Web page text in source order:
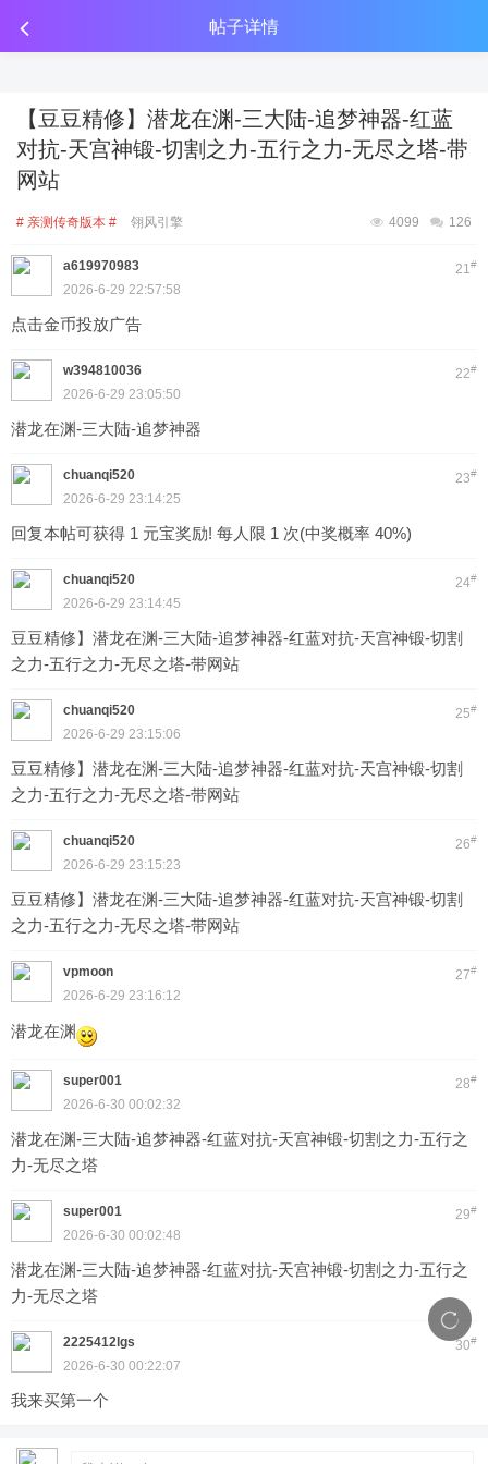
传奇工具分享 点击金币投放广告 点击金币投放广告
帖子详情
【豆豆精修】潜龙在渊-三大陆-追梦神器-红蓝
对抗-天宫神锻-切割之力-五行之力-无尽之塔-带
网站
# 亲测传奇版本 # 翎风引擎 126
4099
21#
a619970983
2026-6-29 22:57:58
点击金币投放广告
22#
w394810036
2026-6-29 23:05:50
潜龙在渊-三大陆-追梦神器
23#
chuanqi520
2026-6-29 23:14:25
回复本帖可获得 1 元宝奖励! 每人限 1 次(中奖概率 40%)
24#
chuanqi520
2026-6-29 23:14:45
豆豆精修】潜龙在渊-三大陆-追梦神器-红蓝对抗-天宫神锻-切割
之力-五行之力-无尽之塔-带网站
25#
chuanqi520
2026-6-29 23:15:06
豆豆精修】潜龙在渊-三大陆-追梦神器-红蓝对抗-天宫神锻-切割
之力-五行之力-无尽之塔-带网站
26#
chuanqi520
2026-6-29 23:15:23
豆豆精修】潜龙在渊-三大陆-追梦神器-红蓝对抗-天宫神锻-切割
之力-五行之力-无尽之塔-带网站
27#
vpmoon
2026-6-29 23:16:12
潜龙在渊
28#
super001
2026-6-30 00:02:32
潜龙在渊-三大陆-追梦神器-红蓝对抗-天宫神锻-切割之力-五行之
力-无尽之塔
29#
super001
2026-6-30 00:02:48
潜龙在渊-三大陆-追梦神器-红蓝对抗-天宫神锻-切割之力-五行之
力-无尽之塔
30#
2225412lgs
2026-6-30 00:22:07
我来买第一个